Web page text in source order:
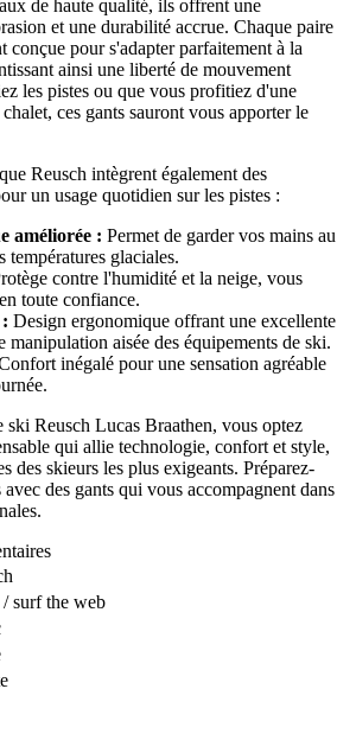
de haute qualité, ils offrent une
et une durabilité accrue. Chaque paire
conçue pour s'adapter parfaitement à la
ainsi une liberté de mouvement
les pistes ou que vous profitiez d'une
ces gants sauront vous apporter le
Reusch intègrent également des
un usage quotidien sur les pistes :
améliorée : Permet de garder vos mains au
températures glaciales.
contre l'humidité et la neige, vous
toute confiance.
Design ergonomique offrant une excellente
manipulation aisée des équipements de ski.
inégalé pour une sensation agréable
ski Reusch Lucas Braathen, vous optez
qui allie technologie, confort et style,
des skieurs les plus exigeants. Préparez-
des gants qui vous accompagnent dans
surf the web